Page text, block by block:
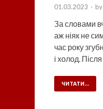
01.03.2023 - by
За словами
аж ніяк не
час року
і холод.
ЧИТАТИ...